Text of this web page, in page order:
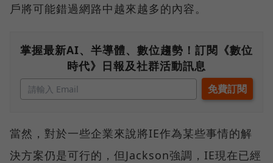
戶將可能錯過網路中越來越多的內容。
掌握最新AI、半導體、數位趨勢！訂閱《數位
時代》日報及社群活動訊息
當然，對於一些企業來說將IE作為某些事情的解
決方案仍是可行的，但Jackson強調，IE現在已經